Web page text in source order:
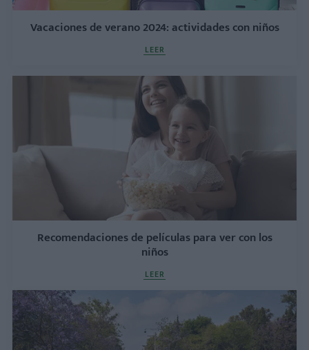
Vacaciones de verano 2024: actividades con niños
LEER
Recomendaciones de películas para ver con los
niños
LEER